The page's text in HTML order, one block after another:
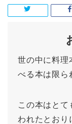
世の中に料理
べる本は限ら
この本はとて
われたとおり